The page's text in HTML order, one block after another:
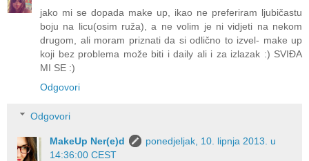
jako mi se dopada make up, ikao ne preferiram ljubičastu
boju na licu(osim ruža), a ne volim je ni vidjeti na nekom
drugom, ali moram priznati da si odlično to izvel- make up
koji bez problema može biti i daily ali i za izlazak :) SVIĐA
MI SE :)
Odgovori
Odgovori
MakeUp Ner(e)d
ponedjeljak, 10. lipnja 2013. u
14:36:00 CEST